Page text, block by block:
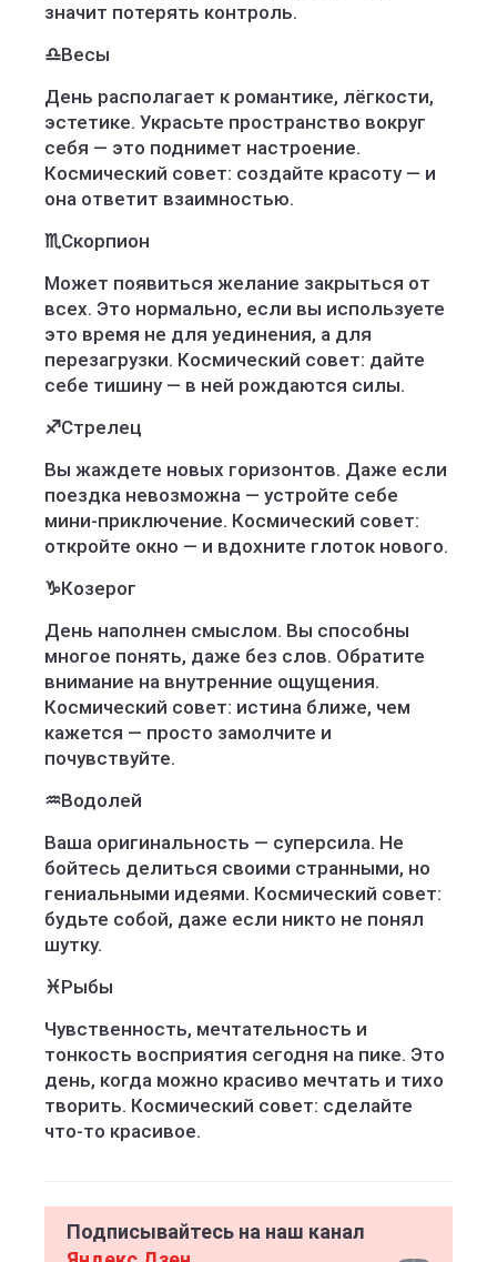
значит потерять контроль.
♎Весы
День располагает к романтике, лёгкости,
эстетике. Украсьте пространство вокруг
себя — это поднимет настроение.
Космический совет: создайте красоту — и
она ответит взаимностью.
♏Скорпион
Может появиться желание закрыться от
всех. Это нормально, если вы используете
это время не для уединения, а для
перезагрузки. Космический совет: дайте
себе тишину — в ней рождаются силы.
♐Стрелец
Вы жаждете новых горизонтов. Даже если
поездка невозможна — устройте себе
мини-приключение. Космический совет:
откройте окно — и вдохните глоток нового.
♑Козерог
День наполнен смыслом. Вы способны
многое понять, даже без слов. Обратите
внимание на внутренние ощущения.
Космический совет: истина ближе, чем
кажется — просто замолчите и
почувствуйте.
♒Водолей
Ваша оригинальность — суперсила. Не
бойтесь делиться своими странными, но
гениальными идеями. Космический совет:
будьте собой, даже если никто не понял
шутку.
♓Рыбы
Чувственность, мечтательность и
тонкость восприятия сегодня на пике. Это
день, когда можно красиво мечтать и тихо
творить. Космический совет: сделайте
что-то красивое.
Подписывайтесь на наш канал